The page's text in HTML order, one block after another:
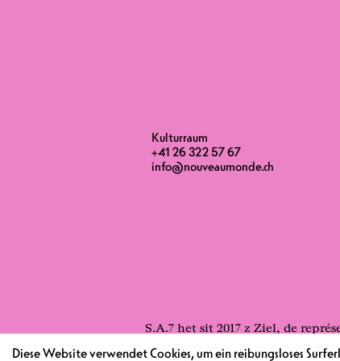
Kulturraum
+41 26 322 57 67
info@nouveaumonde.ch
S.A.7 het sit 2017 z Ziel, de
Musik löi la fliesse.
Diese Website verwendet Cookies, um ein reibungsloses